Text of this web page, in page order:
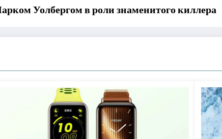
Уолбергом в роли знаменитого киллера